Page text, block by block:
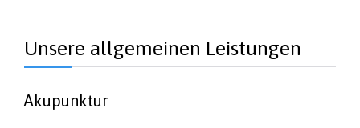
Unsere allgemeinen Leistungen
Akupunktur